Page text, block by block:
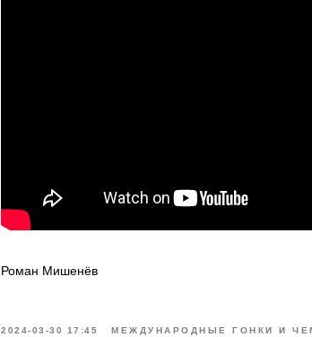
Роман Мишенёв
2024-03-30 17:45 МЕЖДУНАРОДНЫЕ ГОНКИ И